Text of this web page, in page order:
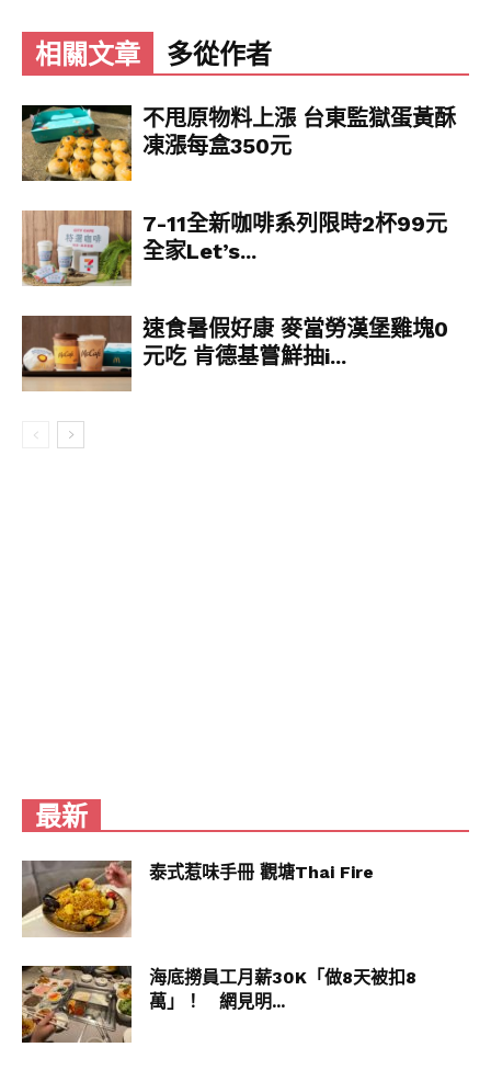
一蘭堅持只做天然豚骨拉麵，製麵、煮麵與湯頭熬
煮皆嚴格監管，確保全球各店口味一致。經長時間
經典靈魂；搭配獨門調配、融合 30 多種香辛料的辛
味紅醬，層次豐富又提味。從口味濃淡到麵條軟硬
度，皆可依顧客喜好自由選擇。
「味集中座位」是其最大特色，也就是每位客人獨
坐隔間，專注享受一碗拉麵帶來的幸福。今年適逢
台北本店 8 週年，店內升級為 54 席，取消個人水龍
升衛生與效率。此外，一蘭推出Fast Entry服務，
就是購買指定伴手禮滿3000 元，即可讓兩位大人優
先入座，曾在網路上引發討論。
No.2 壽司郎
胃又暖心。甜點更是壽司郎的隱藏王牌，曾與辻利
茶舗、法朋聯名掀起熱議，被讚為「被壽司耽誤的
甜點王者」！
網友推薦，「鮭魚酪梨捲相當棒，讓人會想再加
的，現炸的感覺超好吃」、「魚肉鮮嫩，香氣四
溢，特別是炙燒鮭魚壽司，外焦內嫩，口感極
佳」、「最愛壽司郎的茶碗蒸、人氣炙燒三貫、酪
相關文章 多從作者
不甩原物料上漲 台東監獄蛋黃酥
凍漲每盒350元
7-11全新咖啡系列限時2杯99元
全家Let’s...
速食暑假好康 麥當勞漢堡雞塊0
元吃 肯德基嘗鮮抽i...
最新
泰式惹味手冊 觀塘Thai Fire
海底撈員工月薪30K「做8天被扣8
萬」！ 網見明...